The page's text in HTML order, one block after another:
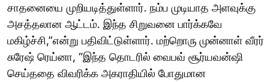
சாதனையை முறியடித்துள்ளார். நம்ப முடியாத அளவுக்கு
அசத்தலான ஆட்டம். இந்த சிறுவனை பார்க்கவே
மகிழ்ச்சி,”என்று பதிவிட்டுள்ளார். மற்றொரு முன்னாள் வீரர்
சுரேஷ் ரெய்னா, “இந்த தொடரில் வைபவ் சூர்யவன்ஷி
செய்ததை விவரிக்க அகராதியில் போதுமான